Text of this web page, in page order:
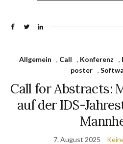
Allgemein , Call , Konferenz ,
poster
,
Call for Abstracts:
auf der IDS-
7. August 2025